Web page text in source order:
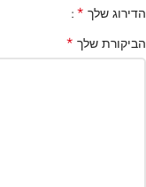
הדירוג שלך *
הביקורת שלך *